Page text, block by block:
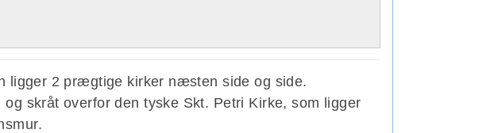
ligger 2 prægtige kirker næsten side og side.
skråt overfor den tyske Skt. Petri Kirke, som ligger